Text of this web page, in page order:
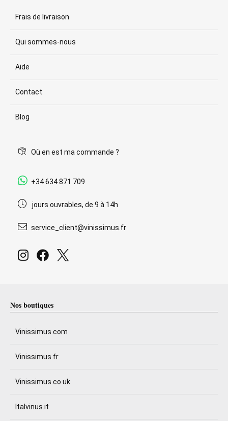
Frais de livraison
Qui sommes-nous
Aide
Contact
Blog
Où en est ma commande ?
+34 634 871 709
jours ouvrables, de 9 à 14h
service_client@vinissimus.fr
Nos boutiques
Vinissimus.com
Vinissimus.fr
Vinissimus.co.uk
Italvinus.it